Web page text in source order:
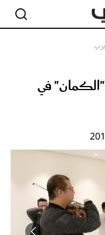
"الكمان" في